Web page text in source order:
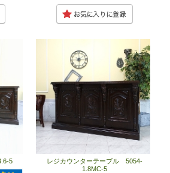
5
レジカウンターテーブル 5054-
1.8MC-5